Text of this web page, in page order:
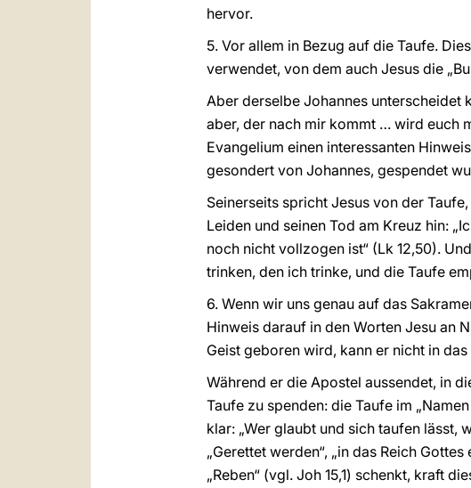
hervor.
5. Vor allem in Bezug auf die Taufe.
verwendet, von dem auch Jesus die
Aber derselbe Johannes unterscheidet
aber, der nach mir kommt … wird euch
Evangelium einen interessanten
gesondert von Johannes, gespendet
Seinerseits spricht Jesus von der
Leiden und seinen Tod am Kreuz hin:
noch nicht vollzogen ist“ (Lk 12,50).
trinken, den ich trinke, und die Taufe
6. Wenn wir uns genau auf das
Hinweis darauf in den Worten Jesu an
Geist geboren wird, kann er nicht in
Während er die Apostel aussendet, in
Taufe zu spenden: die Taufe im
klar: „Wer glaubt und sich taufen lässt,
„Gerettet werden“, „in das Reich
„Reben“ (vgl. Joh 15,1) schenkt, kraft